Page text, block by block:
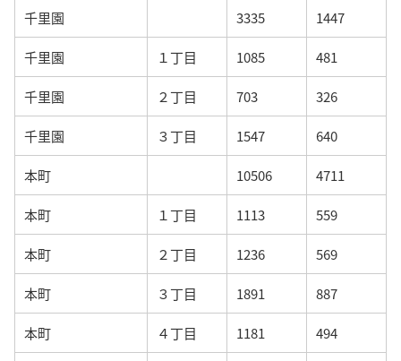
千里園 3335 1447
千里園 １丁目 1085 481
千里園 ２丁目 703 326
千里園 ３丁目 1547 640
本町 10506 4711
本町 １丁目 1113 559
本町 ２丁目 1236 569
本町 ３丁目 1891 887
本町 ４丁目 1181 494